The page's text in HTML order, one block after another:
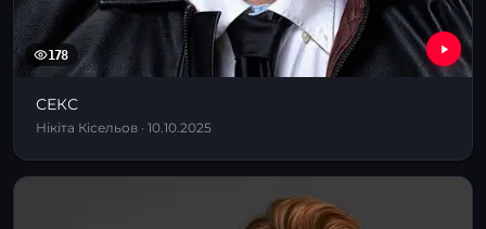
178
СЕКС
Нікіта Кісельов · 10.10.2025